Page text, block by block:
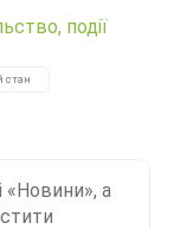
події
стан
«Новини», а